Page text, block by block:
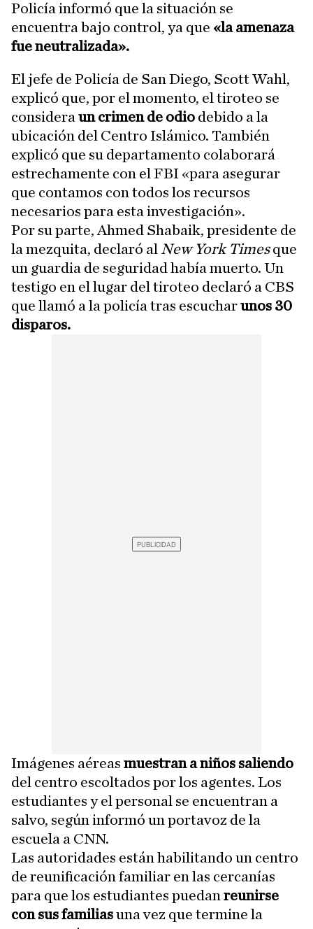
Policía informó que la situación se
encuentra bajo control, ya que «la amenaza
fue neutralizada».
El jefe de Policía de San Diego, Scott Wahl,
explicó que, por el momento, el tiroteo se
considera un crimen de odio debido a la
ubicación del Centro Islámico. También
explicó que su departamento colaborará
estrechamente con el FBI «para asegurar
que contamos con todos los recursos
necesarios para esta investigación».
Por su parte, Ahmed Shabaik, presidente de
la mezquita, declaró al New York Timesque
un guardia de seguridad había muerto. Un
testigo en el lugar del tiroteo declaró a CBS
que llamó a la policía tras escucharunos 30
disparos.
Imágenes aéreas muestran a niños saliendo
del centro escoltados por los agentes. Los
estudiantes y el personal se encuentran a
salvo, según informó un portavoz de la
escuela a CNN.
Las autoridades están habilitando un centro
de reunificación familiar en las cercanías
para que los estudiantes puedan reunirse
con sus familiasuna vez que termine la